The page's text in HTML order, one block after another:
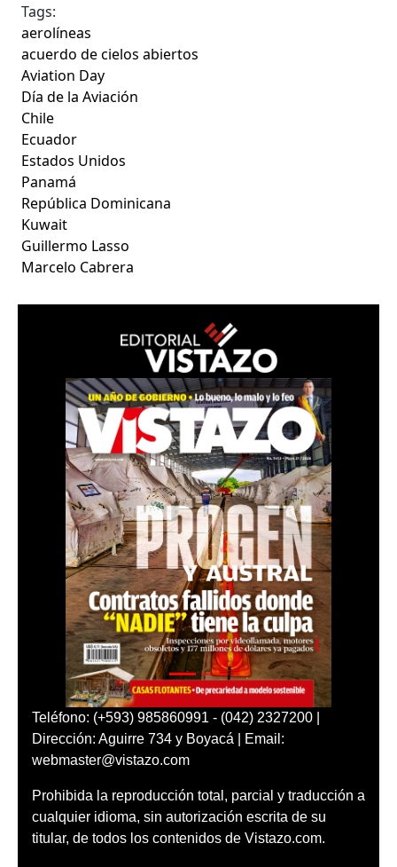
Tags:
aerolíneas
acuerdo de cielos abiertos
Aviation Day
Día de la Aviación
Chile
Ecuador
Estados Unidos
Panamá
República Dominicana
Kuwait
Guillermo Lasso
Marcelo Cabrera
Teléfono: (+593) 985860991 - (042) 2327200 |
Dirección: Aguirre 734 y Boyacá | Email:
webmaster@vistazo.com
Prohibida la reproducción total, parcial y traducción a
cualquier idioma, sin autorización escrita de su
titular, de todos los contenidos de Vistazo.com.